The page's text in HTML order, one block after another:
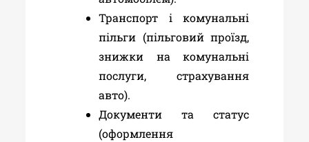
Транспорт і комунальні
пільги (пільговий проїзд,
знижки на комунальні
послуги, страхування
авто).
Документи та статус
(оформлення